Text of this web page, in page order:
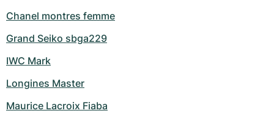
Chanel montres femme
Grand Seiko sbga229
IWC Mark
Longines Master
Maurice Lacroix Fiaba